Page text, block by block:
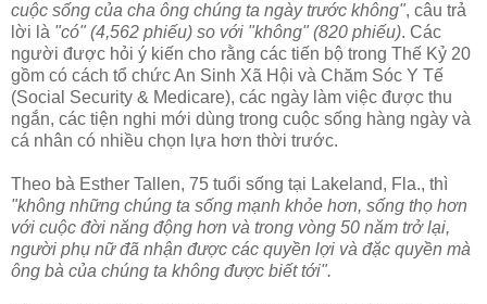
cuộc sống của cha ông chúng ta ngày trước không", câu trả
lời là "có" (4,562 phiếu) so với "không" (820 phiếu). Các
người được hỏi ý kiến cho rằng các tiến bộ trong Thế Kỷ 20
gồm có cách tổ chức An Sinh Xã Hội và Chăm Sóc Y Tế
(Social Security & Medicare), các ngày làm việc được thu
ngắn, các tiện nghi mới dùng trong cuộc sống hàng ngày và
cá nhân có nhiều chọn lựa hơn thời trước.
Theo bà Esther Tallen, 75 tuổi sống tại Lakeland, Fla., thì
"không những chúng ta sống mạnh khỏe hơn, sống thọ hơn
với cuộc đời năng động hơn và trong vòng 50 năm trở lại,
người phụ nữ đã nhận được các quyền lợi và đặc quyền mà
ông bà của chúng ta không được biết tới".